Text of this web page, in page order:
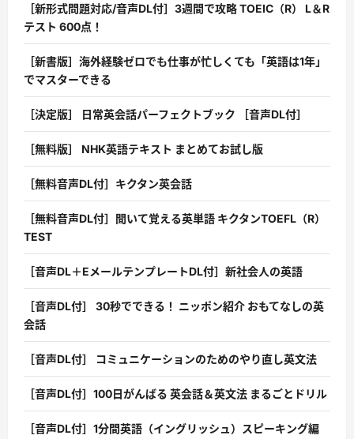
［新形式問題対応/音声DL付］3週間で攻略 TOEIC（R） L＆R
テスト 600点！
［新書版］海外経験ゼロでも仕事が忙しくても「英語は1年」
でマスターできる
［決定版］ 日常英会話パーフェクトブック ［音声DL付］
［無料版］ NHK英語テキスト まとめてお試し版
［無料音声DL付］キクタン英会話
［無料音声DL付］聞いて覚える英単語 キクタンTOEFL（R）
TEST
［音声DL＋EメールテンプレートDL付］新社会人の英語
［音声DL付］ 30秒でできる！ ニッポン紹介 おもてなしの英
会話
［音声DL付］ コミュニケーションのためのやり直し英文法
［音声DL付］100日がんばる 英会話＆英文法 まるごとドリル
［音声DL付］1分間英語（イングリッシュ）スピーキング編